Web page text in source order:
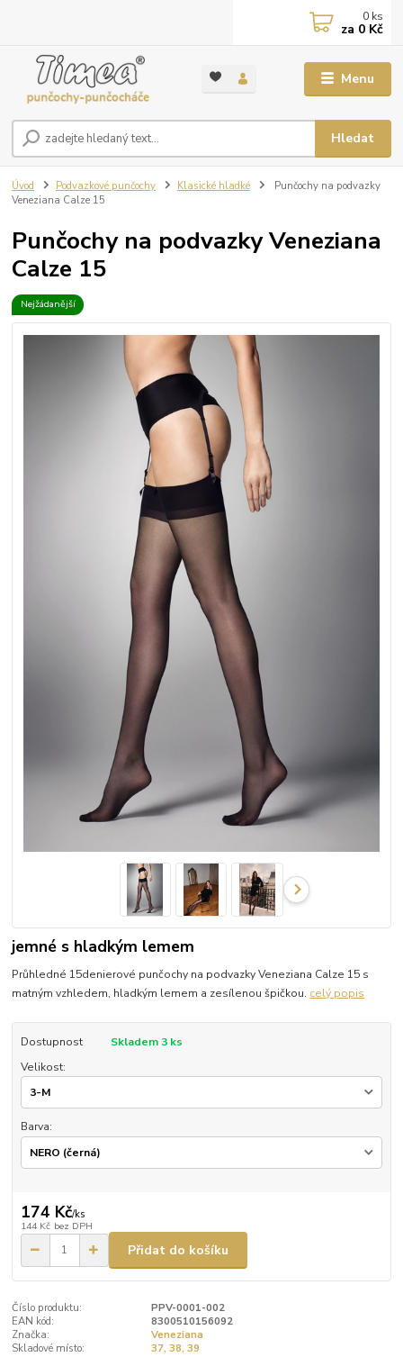
Menu
Hledat
0 ks
za 0 Kč
Úvod Podvazkové punčochy Klasické hladké
Punčochy na podvazky
Veneziana Calze 15
Punčochy na podvazky Veneziana
Calze 15
Nejžádanější
jemné s hladkým lemem
Průhledné 15denierové punčochy na podvazky Veneziana Calze 15 s
matným vzhledem, hladkým lemem a zesílenou špičkou. celý popis
Dostupnost
Skladem 3 ks
Velikost:
Barva:
174 Kč/ks
144 Kč bez DPH
Přidat do košíku
Číslo produktu:
PPV-0001-002
EAN kód:
8300510156092
Značka:
Veneziana
Skladové místo:
37, 38, 39